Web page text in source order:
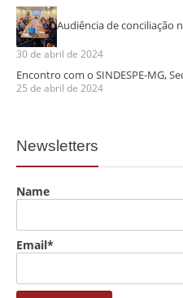
Audiência de conciliação
30 de abril de 2024
Encontro com o SINDESPE-MG,
25 de abril de 2024
Newsletters
Name
Email*